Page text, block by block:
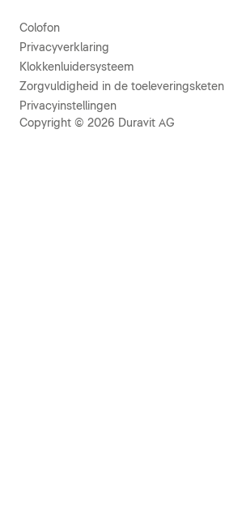
Colofon
Privacyverklaring
Klokkenluidersysteem
Zorgvuldigheid in de toeleveringsketen
Privacyinstellingen
Copyright © 2026 Duravit AG